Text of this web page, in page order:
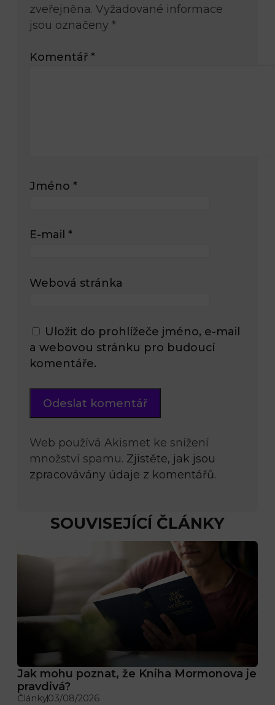
zveřejněna. Vyžadované informace
jsou označeny *
Komentář *
Jméno *
E-mail *
Webová stránka
Uložit do prohlížeče jméno, e-mail
a webovou stránku pro budoucí
komentáře.
Web používá Akismet ke snížení
množství spamu. Zjistěte, jak jsou
zpracovávány údaje z komentářů.
SOUVISEJÍCÍ ČLÁNKY
Jak mohu poznat, že Kniha Mormonova je
pravdivá?
Články03/08/2026